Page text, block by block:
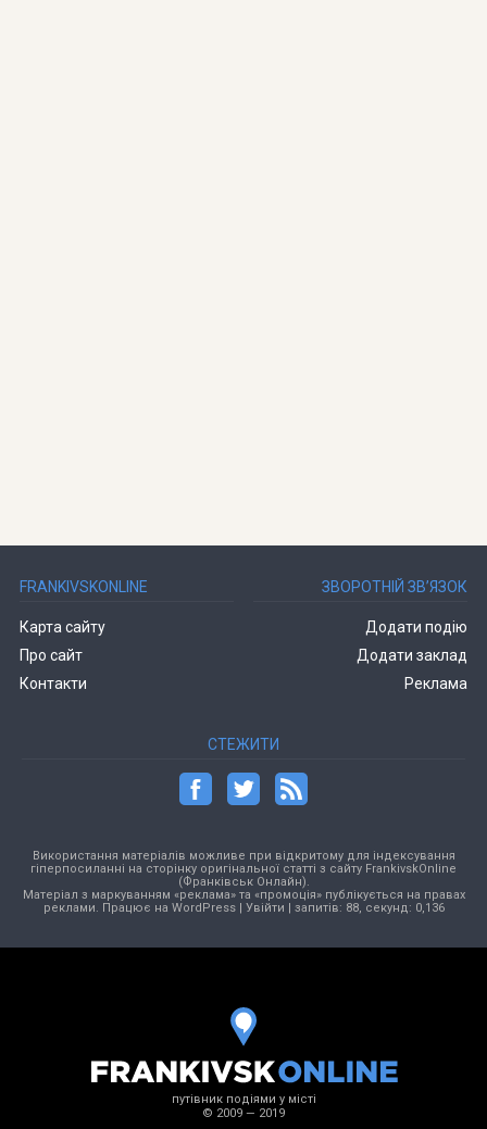
FRANKIVSKONLINE
Карта сайту
Про сайт
Контакти
ЗВОРОТНІЙ ЗВ’ЯЗОК
Додати подію
Додати заклад
Реклама
СТЕЖИТИ
Використання матеріалів можливе при відкритому для індексування
гіперпосиланні на сторінку оригінальної статті з сайту FrankivskOnline
(Франківськ Онлайн).
Матеріал з маркуванням «реклама» та «промоція» публікується на правах
реклами. Працює на WordPress| Увійти | запитів: 88, секунд: 0,136
путівник подіями у місті
© 2009 — 2019